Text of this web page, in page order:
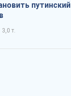
путинский
3,0 т.